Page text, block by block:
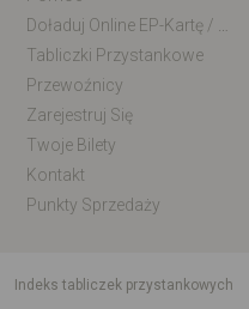
Tabliczki Przystankowe
Przewoźnicy
Zarejestruj Się
Twoje Bilety
Kontakt
Punkty Sprzedaży
indeks tabliczek przystankowych